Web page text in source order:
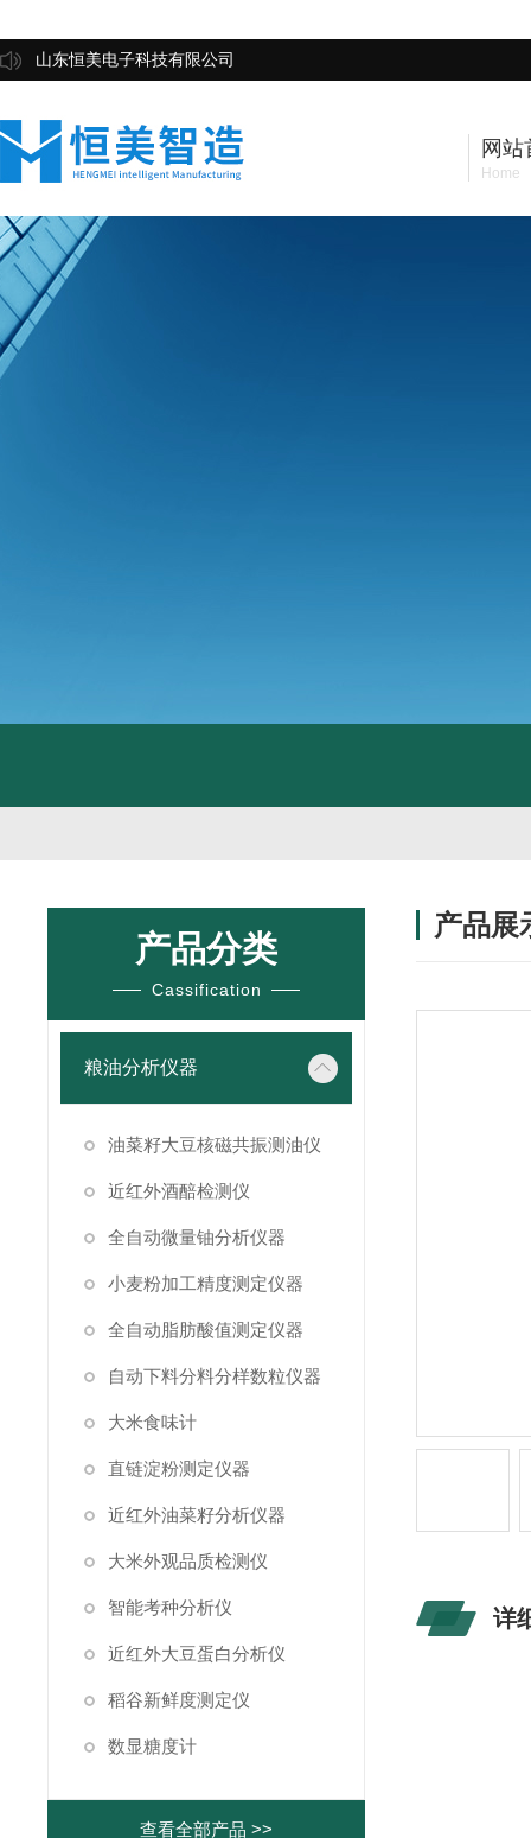
山东恒美电子科技有限公司
网站
Home
产品分类
Cassification
粮油分析仪器
油菜籽大豆核磁共振测油仪
近红外酒醅检测仪
全自动微量铀分析仪器
小麦粉加工精度测定仪器
全自动脂肪酸值测定仪器
自动下料分料分样数粒仪器
大米食味计
直链淀粉测定仪器
近红外油菜籽分析仪器
大米外观品质检测仪
智能考种分析仪
近红外大豆蛋白分析仪
稻谷新鲜度测定仪
数显糖度计
查看全部产品 >>
产品展
详